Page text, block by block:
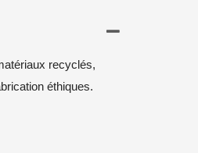
recyclés,
éthiques.